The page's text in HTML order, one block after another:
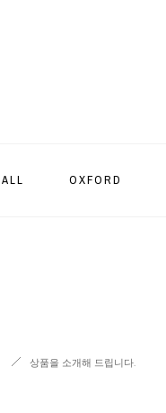
ALL OXFORD
상품을 소개해 드립니다.